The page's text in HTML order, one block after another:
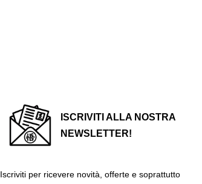
ISCRIVITI ALLA NOSTRA
NEWSLETTER!
Iscriviti per ricevere novità, offerte e soprattutto